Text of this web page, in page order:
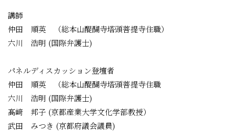
講師
仲田 順英 （総本山醍醐寺塔頭菩提寺住職）
六川 浩明 (国際弁護士)
パネルディスカッション登壇者
仲田 順英 （総本山醍醐寺塔頭菩提寺住職
六川 浩明 (国際弁護士)
髙﨑 邦子 (京都産業大学文化学部教授）
武田 みつき (京都府議会議員)